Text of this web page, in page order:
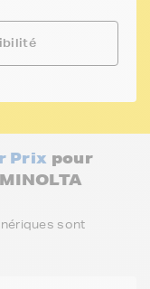
Prix pour
sont